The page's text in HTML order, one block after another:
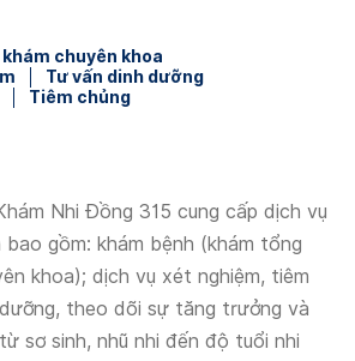
chuyên khoa
Tư vấn dinh dưỡng
Tiêm chủng
Nhi Đồng 315 cung cấp dịch vụ
gồm: khám bệnh (khám tổng
khoa); dịch vụ xét nghiệm, tiêm
theo dõi sự tăng trưởng và
sơ sinh, nhũ nhi đến độ tuổi nhi